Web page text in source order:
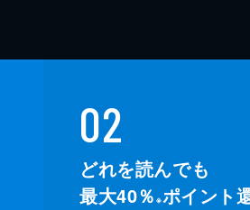
02
どれを読んでも
最大40％ ※ポイント